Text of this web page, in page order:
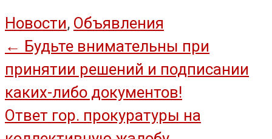
Новости, Объявления
Навигация
по
записям
← Будьте внимательны при
принятии решений и подписании
каких-либо документов!
Ответ гор. прокуратуры на